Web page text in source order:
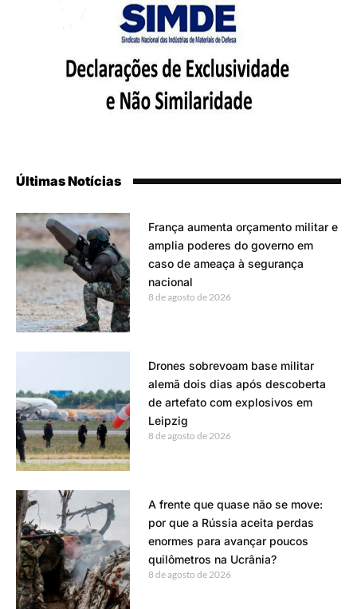
Últimas Notícias
França aumenta orçamento militar e
amplia poderes do governo em
caso de ameaça à segurança
nacional
8 de agosto de 2026
Drones sobrevoam base militar
alemã dois dias após descoberta
de artefato com explosivos em
Leipzig
8 de agosto de 2026
A frente que quase não se move:
por que a Rússia aceita perdas
enormes para avançar poucos
quilômetros na Ucrânia?
8 de agosto de 2026